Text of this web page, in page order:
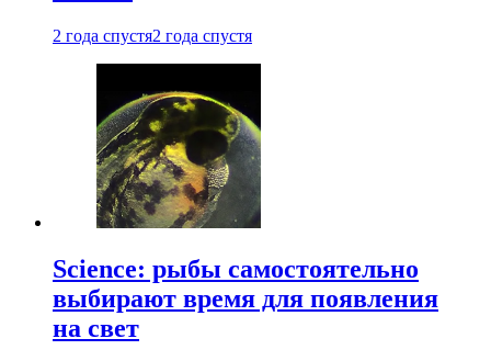
2 года спустя2 года спустя
Science: рыбы самостоятельно
выбирают время для появления
на свет